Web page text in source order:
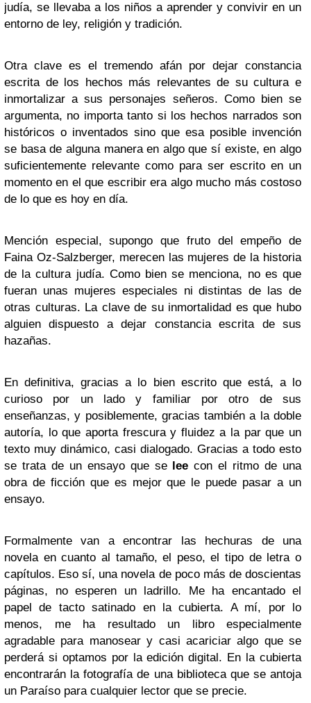
judía, se llevaba a los niños a aprender y convivir en un
entorno de ley, religión y tradición.
Otra clave es el tremendo afán por dejar constancia
escrita de los hechos más relevantes de su cultura e
inmortalizar a sus personajes señeros. Como bien se
argumenta, no importa tanto si los hechos narrados son
históricos o inventados sino que esa posible invención
se basa de alguna manera en algo que sí existe, en algo
suficientemente relevante como para ser escrito en un
momento en el que escribir era algo mucho más costoso
de lo que es hoy en día.
Mención especial, supongo que fruto del empeño de
Faina Oz-Salzberger, merecen las mujeres de la historia
de la cultura judía. Como bien se menciona, no es que
fueran unas mujeres especiales ni distintas de las de
otras culturas. La clave de su inmortalidad es que hubo
alguien dispuesto a dejar constancia escrita de sus
hazañas.
En definitiva, gracias a lo bien escrito que está, a lo
curioso por un lado y familiar por otro de sus
enseñanzas, y posiblemente, gracias también a la doble
autoría, lo que aporta frescura y fluidez a la par que un
texto muy dinámico, casi dialogado. Gracias a todo esto
se trata de un ensayo que se lee con el ritmo de una
obra de ficción que es mejor que le puede pasar a un
ensayo.
Formalmente van a encontrar las hechuras de una
novela en cuanto al tamaño, el peso, el tipo de letra o
capítulos. Eso sí, una novela de poco más de doscientas
páginas, no esperen un ladrillo. Me ha encantado el
papel de tacto satinado en la cubierta. A mí, por lo
menos, me ha resultado un libro especialmente
agradable para manosear y casi acariciar algo que se
perderá si optamos por la edición digital. En la cubierta
encontrarán la fotografía de una biblioteca que se antoja
un Paraíso para cualquier lector que se precie.